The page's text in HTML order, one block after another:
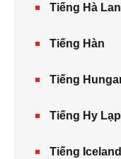
Tiếng Hà Lan
Tiếng Hàn
Tiếng
Tiếng Hy Lạp
Tiếng Iceland